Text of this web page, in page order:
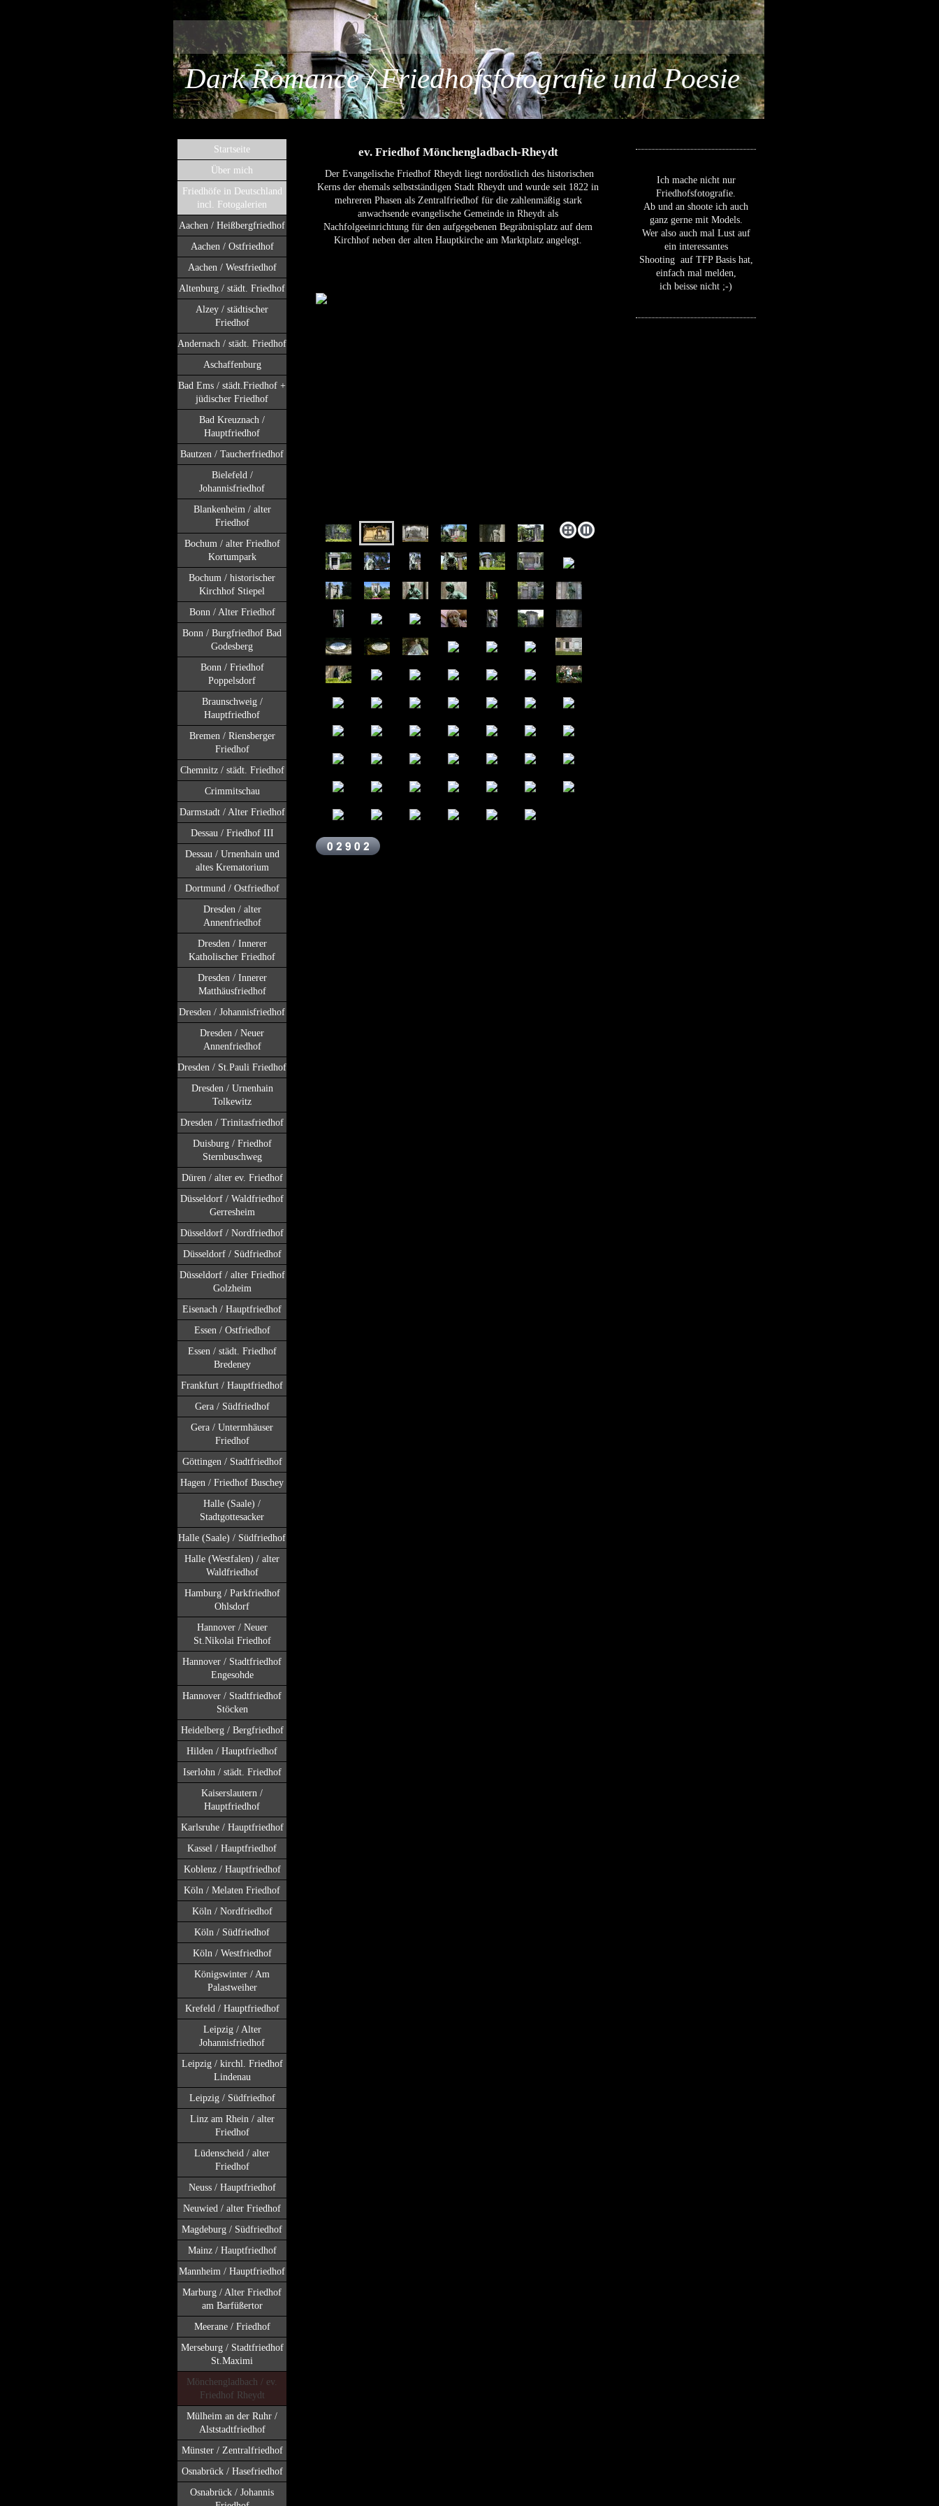
Dark Romance / Friedhofsfotografie und Poesie
Startseite
Über mich
Friedhöfe in Deutschland
incl. Fotogalerien
Aachen / Heißbergfriedhof
Aachen / Ostfriedhof
Aachen / Westfriedhof
Altenburg / städt. Friedhof
Alzey / städtischer
Friedhof
Andernach / städt. Friedhof
Aschaffenburg
Bad Ems / städt.Friedhof +
jüdischer Friedhof
Bad Kreuznach /
Hauptfriedhof
Bautzen / Taucherfriedhof
Bielefeld /
Johannisfriedhof
Blankenheim / alter
Friedhof
Bochum / alter Friedhof
Kortumpark
Bochum / historischer
Kirchhof Stiepel
Bonn / Alter Friedhof
Bonn / Burgfriedhof Bad
Godesberg
Bonn / Friedhof
Poppelsdorf
Braunschweig /
Hauptfriedhof
Bremen / Riensberger
Friedhof
Chemnitz / städt. Friedhof
Crimmitschau
Darmstadt / Alter Friedhof
Dessau / Friedhof III
Dessau / Urnenhain und
altes Krematorium
Dortmund / Ostfriedhof
Dresden / alter
Annenfriedhof
Dresden / Innerer
Katholischer Friedhof
Dresden / Innerer
Matthäusfriedhof
Dresden / Johannisfriedhof
Dresden / Neuer
Annenfriedhof
Dresden / St.Pauli Friedhof
Dresden / Urnenhain
Tolkewitz
Dresden / Trinitasfriedhof
Duisburg / Friedhof
Sternbuschweg
Düren / alter ev. Friedhof
Düsseldorf / Waldfriedhof
Gerresheim
Düsseldorf / Nordfriedhof
Düsseldorf / Südfriedhof
Düsseldorf / alter Friedhof
Golzheim
Eisenach / Hauptfriedhof
Essen / Ostfriedhof
Essen / städt. Friedhof
Bredeney
Frankfurt / Hauptfriedhof
Gera / Südfriedhof
Gera / Untermhäuser
Friedhof
Göttingen / Stadtfriedhof
Hagen / Friedhof Buschey
Halle (Saale) /
Stadtgottesacker
Halle (Saale) / Südfriedhof
Halle (Westfalen) / alter
Waldfriedhof
Hamburg / Parkfriedhof
Ohlsdorf
Hannover / Neuer
St.Nikolai Friedhof
Hannover / Stadtfriedhof
Engesohde
Hannover / Stadtfriedhof
Stöcken
Heidelberg / Bergfriedhof
Hilden / Hauptfriedhof
Iserlohn / städt. Friedhof
Kaiserslautern /
Hauptfriedhof
Karlsruhe / Hauptfriedhof
Kassel / Hauptfriedhof
Koblenz / Hauptfriedhof
Köln / Melaten Friedhof
Köln / Nordfriedhof
Köln / Südfriedhof
Köln / Westfriedhof
Königswinter / Am
Palastweiher
Krefeld / Hauptfriedhof
Leipzig / Alter
Johannisfriedhof
Leipzig / kirchl. Friedhof
Lindenau
Leipzig / Südfriedhof
Linz am Rhein / alter
Friedhof
Lüdenscheid / alter
Friedhof
Neuss / Hauptfriedhof
Neuwied / alter Friedhof
Magdeburg / Südfriedhof
Mainz / Hauptfriedhof
Mannheim / Hauptfriedhof
Marburg / Alter Friedhof
am Barfüßertor
Meerane / Friedhof
Merseburg / Stadtfriedhof
St.Maximi
Mönchengladbach / ev.
Friedhof Rheydt
Mülheim an der Ruhr /
Alststadtfriedhof
Münster / Zentralfriedhof
Osnabrück / Hasefriedhof
Osnabrück / Johannis
ev. Friedhof Mönchengladbach-Rheydt
Der Evangelische Friedhof Rheydt liegt nordöstlich des historischen
Kerns der ehemals selbstständigen Stadt Rheydt und wurde seit 1822 in
mehreren Phasen als Zentralfriedhof für die zahlenmäßig stark
anwachsende evangelische Gemeinde in Rheydt als
Nachfolgeeinrichtung für den aufgegebenen Begräbnisplatz auf dem
Kirchhof neben der alten Hauptkirche am Marktplatz angelegt.
Ich mache nicht nur
Friedhofsfotografie.
Ab und an shoote ich auch
ganz gerne mit Models.
Wer also auch mal Lust auf
ein interessantes
Shooting auf TFP Basis hat,
einfach mal melden,
ich beisse nicht ;-)